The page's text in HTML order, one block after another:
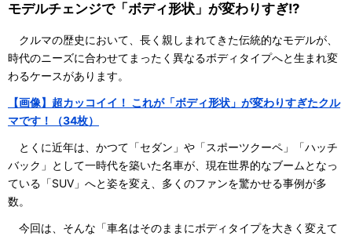
モデルチェンジで「ボディ形状」が変わりすぎ!?
クルマの歴史において、長く親しまれてきた伝統的なモデルが、
時代のニーズに合わせてまったく異なるボディタイプへと生まれ変
わるケースがあります。
【画像】超カッコイイ！ これが「ボディ形状」が変わりすぎたクル
マです！（34枚）
とくに近年は、かつて「セダン」や「スポーツクーペ」「ハッチ
バック」として一時代を築いた名車が、現在世界的なブームとなっ
ている「SUV」へと姿を変え、多くのファンを驚かせる事例が多
数。
今回は、そんな「車名はそのままにボディタイプを大きく変えて